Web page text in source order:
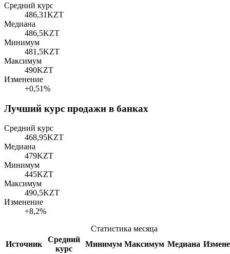
Средний курс
486,31KZT
Медиана
486,5KZT
Минимум
481,5KZT
Максимум
490KZT
Изменение
+0,51%
Лучший курс продажи в банках
Средний курс
468,95KZT
Медиана
479KZT
Минимум
445KZT
Максимум
490,5KZT
Изменение
+8,2%
Статистика месяца
Источник
Средний
курс
Минимум Максимум Медиана